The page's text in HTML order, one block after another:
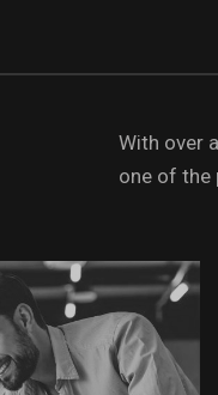
With over
one of the